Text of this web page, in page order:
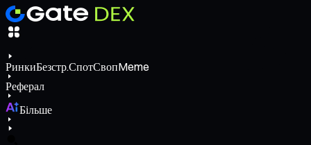
РинкиБезстр.СпотСвопMeme
Реферал
Більше